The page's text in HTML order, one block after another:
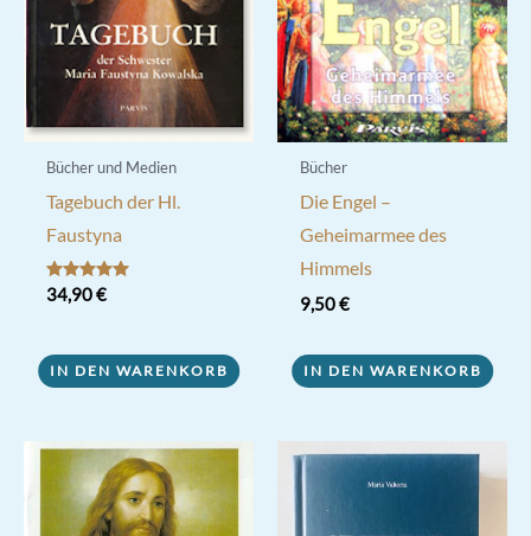
Bücher und Medien
Tagebuch der Hl.
Faustyna
Bewertet mit
5.00
34,90€
IN DEN WARENKORB
Bücher
Die Engel –
Geheimarmee des
Himmels
9,50€
IN DEN WARENKORB